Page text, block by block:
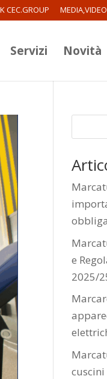
CEC.GROUP
Servizi Novità
e
2025/